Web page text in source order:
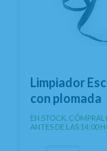
Limpiador
con plomada
EN STOCK.
ANTES DE LAS 14:00